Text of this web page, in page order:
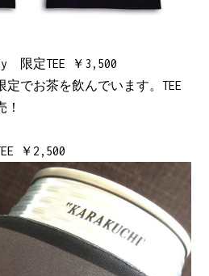
限定TEE ￥3,500
でお茶を飲んでいます。TEE
￥2,500